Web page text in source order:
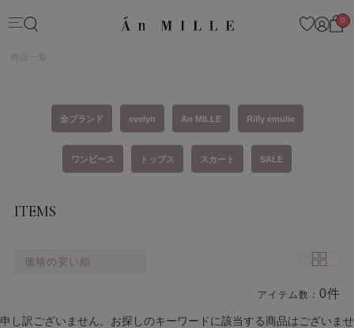
0
商品一覧
全ブランド evelyn An MILLE Rilly emulie
ワンピース トップス スカート SALE
ITEMS
価格の安い順
アイテム数：0件
商品一覧
申し訳ございません。お探しのキーワードに該当する商品はございませ